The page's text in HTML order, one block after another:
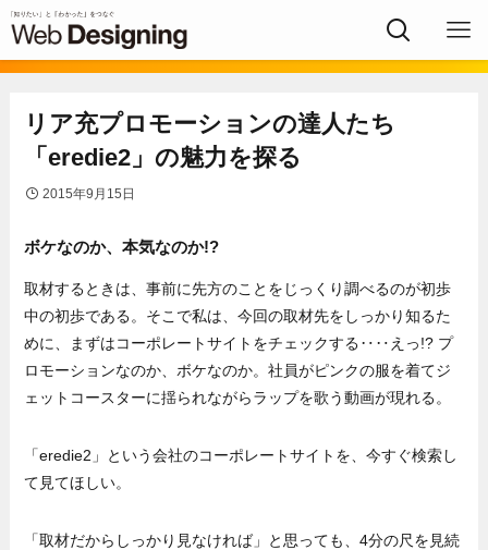
リア充プロモーションの達人たち
「eredie2」の魅力を探る
2015年9月15日
ボケなのか、本気なのか!?
取材するときは、事前に先方のことをじっくり調べるのが初歩
中の初歩である。そこで私は、今回の取材先をしっかり知るた
めに、まずはコーポレートサイトをチェックする‥‥えっ!? プ
ロモーションなのか、ボケなのか。社員がピンクの服を着てジ
ェットコースターに揺られながらラップを歌う動画が現れる。
「eredie2」という会社のコーポレートサイトを、今すぐ検索し
て見てほしい。
「取材だからしっかり見なければ」と思っても、4分の尺を見続